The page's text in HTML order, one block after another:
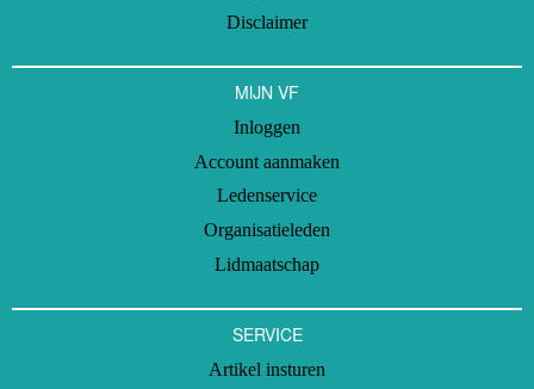
Disclaimer
MIJN VF
Inloggen
Account aanmaken
Ledenservice
Organisatieleden
Lidmaatschap
SERVICE
Artikel insturen